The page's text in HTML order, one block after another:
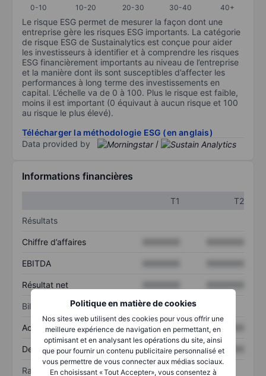
Politique en matière de cookies
Nos sites web utilisent des cookies pour vous offrir une
meilleure expérience de navigation en permettant, en
optimisant et en analysant les opérations du site, ainsi
que pour fournir un contenu publicitaire personnalisé et
vous permettre de vous connecter aux médias sociaux.
En choisissant « Tout Accepter», vous consentez à
0-10
10-20 20-30 30-40 40+
Le risque ESG permet de mesurer la façon dont une
entreprise gère les risques ESG importants. La catégorie
de risque ESG de Sustainalytics est conçue pour aider
les investisseurs à identifier et à comprendre les risques
ESG financièrement importants au niveau de l’entreprise
et la manière dont ils sont susceptibles d’affecter les
performances à long terme des investissements en
capital. L’échelle va de 0 à 100. Plus le risque est faible,
moins il est important (0 équivaut à aucun risque et 100
au risque le plus élevé).
Télécharger la méthodologie ESG (en anglais)
Data provided by
/
Informations financières
T1
T2
Résultats
Chiffre d’affaires
EBITDA
Résultat net
Bilan
Actif total XXXXXXX XXXXXXX
Dette totale XXXXXXX XXXXXXX
Ratios